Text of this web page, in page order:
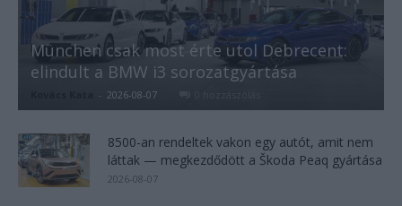
München csak most érte utol Debrecent:
elindult a BMW i3 sorozatgyártása
- 2026-08-07
8500-an rendeltek vakon egy autót, amit nem
láttak — megkezdődött a Škoda Peaq gyártása
2026-08-07